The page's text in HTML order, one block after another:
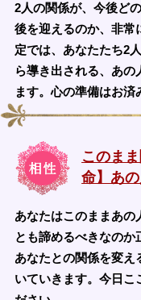
2人の関係が、今後ど
後を迎えるのか、非常
定では、あなたたち2
ら導き出される、あ
ます。心の準備はお
このま
命】あ
あなたはこのままあの
とも諦めるべきなの
あなたとの関係を変え
いていきます。今日こ